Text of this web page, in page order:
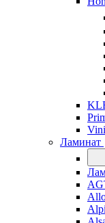
Ламинат